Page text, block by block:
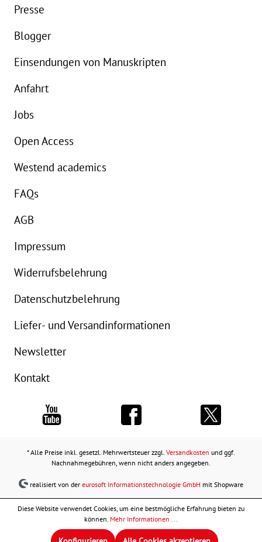
Presse
Blogger
Einsendungen von Manuskripten
Anfahrt
Jobs
Open Access
Westend academics
FAQs
AGB
Impressum
Widerrufsbelehrung
Datenschutzbelehrung
Liefer- und Versandinformationen
Newsletter
Kontakt
* Alle Preise inkl. gesetzl. Mehrwertsteuer zzgl. Versandkosten und ggf.
Nachnahmegebühren, wenn nicht anders angegeben.
realisiert von dereurosoft Informationstechnologie GmbH mit Shopware
Diese Website verwendet Cookies, um eine bestmögliche Erfahrung bieten zu
können. Mehr Informationen ...